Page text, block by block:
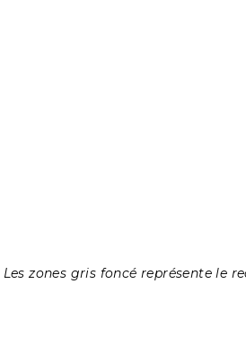
zones gris foncé représente le